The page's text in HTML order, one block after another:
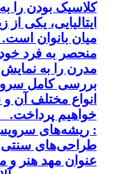
کلاسیک بودن را
ایتالیایی، یکی
میان بانوان
منحصر به فرد
مدرن را به نمایش
بررسی کامل
انواع مختلف آن
خواهیم پرداخت.
: ریشه‌های سرویس
طراحی‌های سنتی
عنوان مهد هنر